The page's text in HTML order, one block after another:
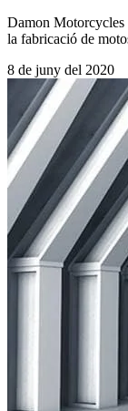
Damon Motorcycles
la fabricació de
8 de juny del 2020